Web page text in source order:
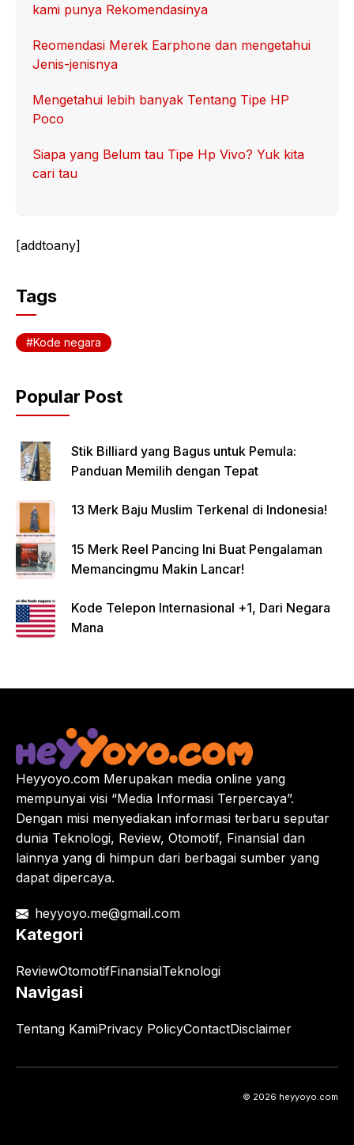
kami punya Rekomendasinya
Reomendasi Merek Earphone dan mengetahui
Jenis-jenisnya
Mengetahui lebih banyak Tentang Tipe HP
Poco
Siapa yang Belum tau Tipe Hp Vivo? Yuk kita
cari tau
[addtoany]
Tags
Kode negara
Popular Post
Stik Billiard yang Bagus untuk Pemula:
Panduan Memilih dengan Tepat
13 Merk Baju Muslim Terkenal di Indonesia!
15 Merk Reel Pancing Ini Buat Pengalaman
Memancingmu Makin Lancar!
Kode Telepon Internasional +1, Dari Negara
Mana
Heyyoyo.com Merupakan media online yang
mempunyai visi “Media Informasi Terpercaya”.
Dengan misi menyediakan informasi terbaru seputar
dunia Teknologi, Review, Otomotif, Finansial dan
lainnya yang di himpun dari berbagai sumber yang
dapat dipercaya.
heyyoyo.me@gmail.com
Kategori
ReviewOtomotifFinansialTeknologi
Navigasi
Tentang KamiPrivacy PolicyContactDisclaimer
© 2026 heyyoyo.com